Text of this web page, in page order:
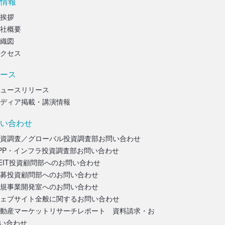
拶
概要
図
セス
ス
ースリリース
ィア掲載・講演情報
合わせ
調査／グローバル投資調査部お問い合わせ
・インフラ投資調査部お問い合わせ
投資顧問部へのお問い合わせ
投資顧問部へのお問い合わせ
事業開発室へのお問い合わせ
ブサイト全般に関するお問い合わせ
産マーケットリサーチレポート 資料請求・お
合わせ